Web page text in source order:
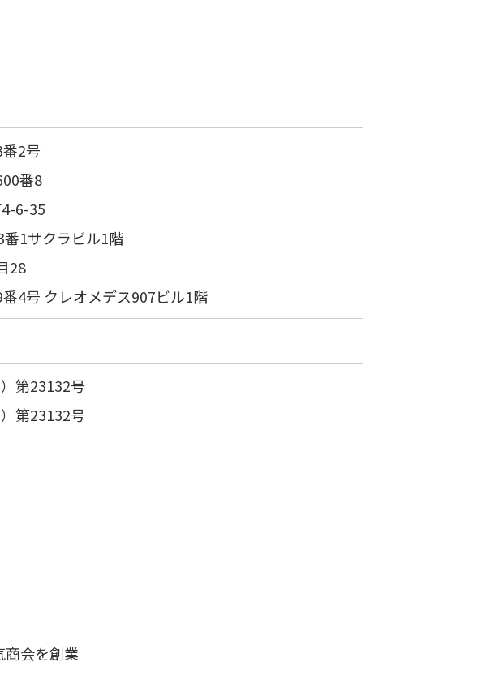
2号
番8
6-35
1サクラビル1階
28
4号 クレオメデス907ビル1階
第23132号
第23132号
会を創業